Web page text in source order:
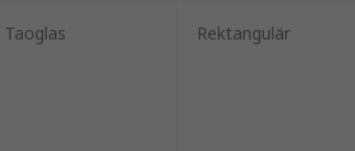
Taoglas Rektangulär